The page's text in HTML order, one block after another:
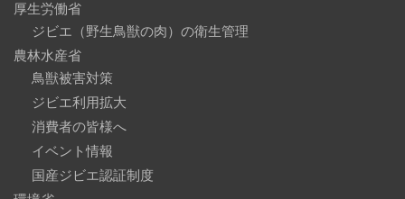
厚生労働省
ジビエ（野生鳥獣の肉）の衛生管理
農林水産省
鳥獣被害対策
ジビエ利用拡大
消費者の皆様へ
イベント情報
国産ジビエ認証制度